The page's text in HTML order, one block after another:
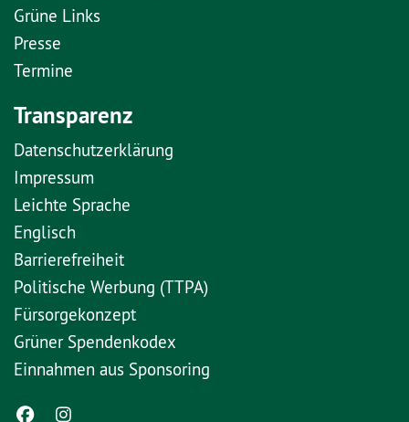
Grüne Links
Presse
Termine
Transparenz
Datenschutzerklärung
Impressum
Leichte Sprache
Englisch
Barrierefreiheit
Politische Werbung (TTPA)
Fürsorgekonzept
Grüner Spendenkodex
Einnahmen aus Sponsoring